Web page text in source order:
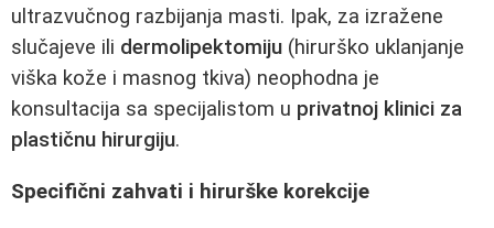
ultrazvučnog razbijanja masti. Ipak, za izražene
slučajeve ili dermolipektomiju (hirurško uklanjanje
viška kože i masnog tkiva) neophodna je
konsultacija sa specijalistom u privatnoj klinici za
plastičnu hirurgiju.
Specifični zahvati i hirurške korekcije